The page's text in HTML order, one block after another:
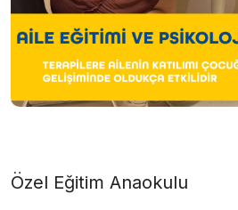
Özel Eğitim Anaokulu